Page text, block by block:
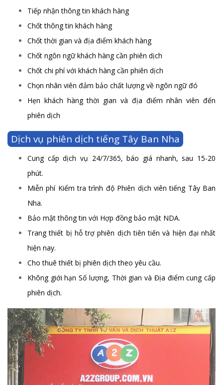
Tiếp nhận thông tin khách hàng
Chốt thông tin khách hàng
Chốt thời gian và địa điểm khách hàng
Chốt ngôn ngữ khách hàng cần phiên dịch
Chốt chi phí với khách hàng cần phiên dịch
Chọn nhân viên đảm bảo chất lượng về ngôn ngữ đó
Hẹn khách hàng thời gian và địa điểm nhân viên đến
phiên dịch
Dịch vụ phiên dịch tiếng Tây Ban Nha
Cung cấp dịch vụ 24/7/365, báo giá nhanh, sau 15-20
phút.
Miễn phí Kiểm tra trình độ Phiên dịch viên tiếng Tây Ban
Nha.
Bảo mật thông tin với Hợp đồng bảo mật NDA.
Trang thiết bị hỗ trợ phiên dịch tiên tiến và hiện đại nhất
hiện nay.
Cho thuê thiết bị phiên dịch theo yêu cầu.
Không giới hạn Số lượng, Thời gian và Địa điểm cung cấp
phiên dịch.